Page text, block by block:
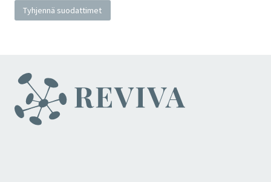
Tyhjennä suodattimet